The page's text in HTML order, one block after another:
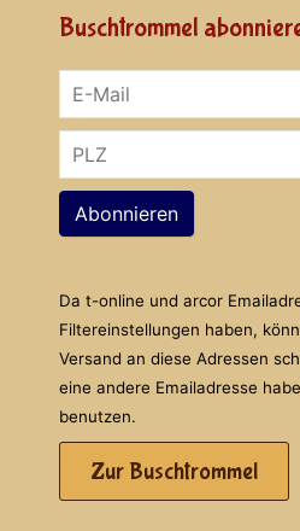
Buschtrommel
Abonnieren
Da t-online und arcor
Filtereinstellungen haben,
Versand an diese Adressen
eine andere Emailadresse
benutzen.
Zur Buschtrommel